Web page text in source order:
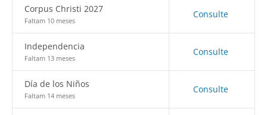
Corpus Christi 2027
Faltam 10 meses
Consulte
Independencia
Faltam 13 meses
Consulte
Día de los Niños
Faltam 14 meses
Consulte